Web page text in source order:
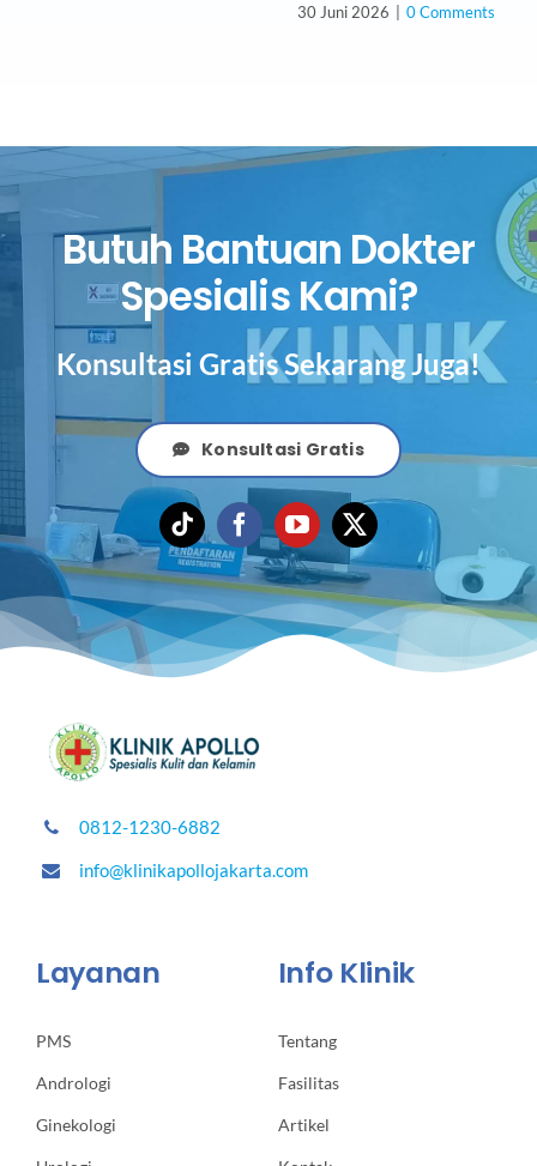
30 Juni 2026 0 Comments
Butuh Bantuan Dokter
Spesialis Kami?
Konsultasi Gratis Sekarang Juga!
Konsultasi Gratis
0812-1230-6882
info@klinikapollojakarta.com
Layanan
PMS
Andrologi
Ginekologi
Info Klinik
Tentang
Fasilitas
Artikel